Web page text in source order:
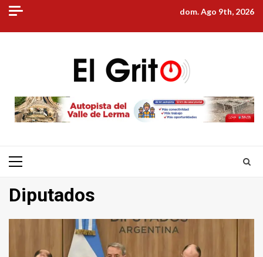
Skip
content
dom. Ago 9th, 2026
Primary
Diputados